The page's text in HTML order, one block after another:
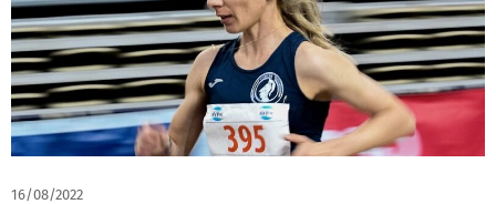
16/08/2022